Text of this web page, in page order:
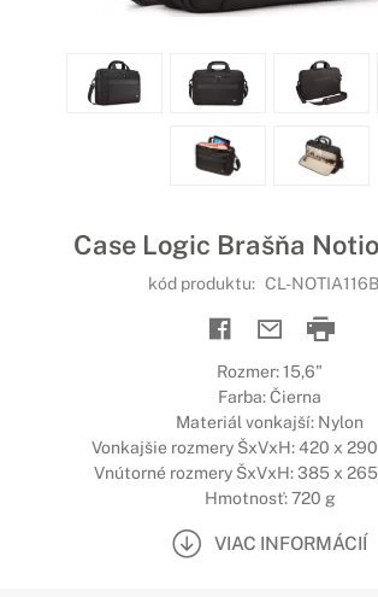
Case Logic Brašňa
kód produktu: CL-
Rozmer: 15,6"
Farba: Čierna
Materiál vonkajší: Nylon
Vonkajšie rozmery ŠxVxH: 420 x
Vnútorné rozmery ŠxVxH: 385 x 265
Hmotnosť: 720 g
VIAC INFORMÁCIÍ